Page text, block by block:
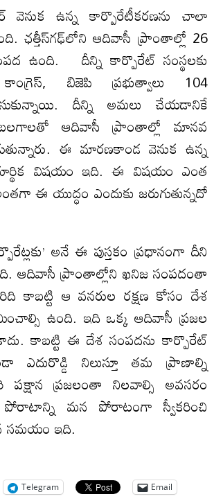
వెనుక ఉన్న కార్పొరేటీకరణను చాలా
ఛత్తీస్‌గఢ్‌లోని ఆదివాసీ ప్రాంతాల్లో 26
ఉంది. దీన్ని కార్పొరేట్‌ సంస్థలకు
బిజెపి ప్రభుత్వాలు 104
దీన్ని అమలు చేయడానికే
ఆదివాసీ ప్రాంతాల్లో మానవ
ఈ మారణకాండ వెనుక ఉన్న
విషయం ఇది. ఈ విషయం ఎంత
ఈ యుద్ధం ఎందుకు జరుగుతున్నదో
అనే ఈ పుస్తకం ప్రధానంగా దీని
ఆదివాసీ ప్రాంతాల్లోని ఖనిజ సంపదంతా
కాబట్టి ఆ వనరుల రక్షణ కోసం దేశ
ఉంది. ఇది ఒక్క ఆదివాసీ ప్రజల
కాబట్టి ఈ దేశ సంపదను కార్పొరేట్‌
ఎదురొడ్డి నిలుస్తూ తమ ప్రాణాల్ని
పక్షాన ప్రజలంతా నిలవాల్సి అవసరం
మన పోరాటంగా స్వీకరించి
సమయం ఇది.
Telegram
Email